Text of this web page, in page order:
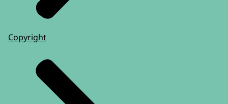
Copyright